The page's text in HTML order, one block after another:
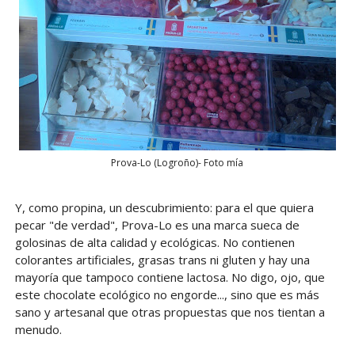
Prova-Lo (Logroño)- Foto mía
Y, como propina, un descubrimiento: para el que quiera
pecar "de verdad", Prova-Lo es una marca sueca de
golosinas de alta calidad y ecológicas. No contienen
colorantes artificiales, grasas trans ni gluten y hay una
mayoría que tampoco contiene lactosa. No digo, ojo, que
este chocolate ecológico no engorde..., sino que es más
sano y artesanal que otras propuestas que nos tientan a
menudo.